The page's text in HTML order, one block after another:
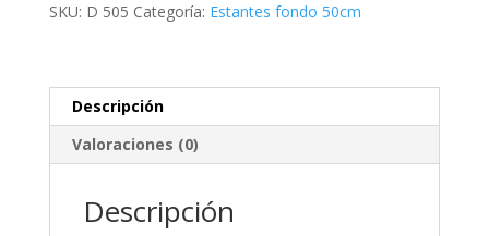
SKU: D 505 Categoría: Estantes fondo 50cm
Descripción
Valoraciones (0)
Descripción